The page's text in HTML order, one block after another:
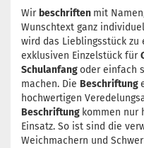
Wir beschriften mit
Wunschtext ganz
wird das Lieblingsstück zu
exklusiven Einzelstück für
Schulanfangoder einfach
machen. Die Beschriftung
hochwertigen
Beschriftung kommen nur
Einsatz. So ist sind die
Weichmachern und